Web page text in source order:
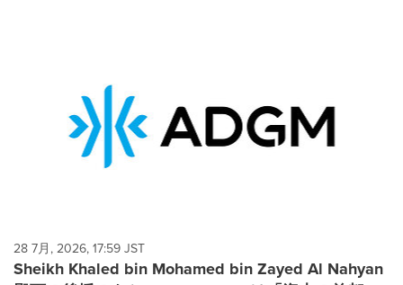
28 7月, 2026, 17:59 JST
Sheikh Khaled bin Mohamed bin Zayed Al Nahyan